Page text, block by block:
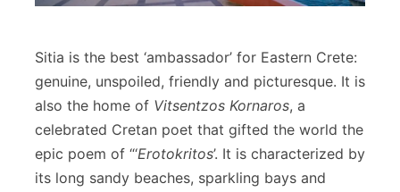
Sitia is the best ‘ambassador’ for Eastern Crete:
genuine, unspoiled, friendly and picturesque. It is
also the home of Vitsentzos Kornaros, a
celebrated Cretan poet that gifted the world the
epic poem of “‘Erotokritos’. It is characterized by
its long sandy beaches, sparkling bays and